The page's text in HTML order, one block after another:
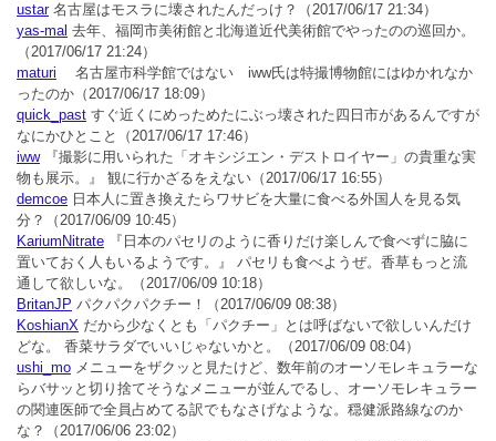
ustar名古屋はモスラに壊されたんだっけ？
（2017/06/17 21:34）
yas-mal 去年、福岡市美術館と北海道近代美術館でやったのの巡回か。
（2017/06/17 21:24）
maturi 名古屋市科学館ではない iww氏は特撮博物館にはゆかれなか
ったのか （2017/06/17 18:09）
quick_past すぐ近くにめっためたにぶっ壊された四日市があるんですが
なにかひとこと
（2017/06/17 17:46）
iww『撮影に用いられた「オキシジエン・デストロイヤー」の貴重な実
物も展示。』 観に行かざるをえない （2017/06/17 16:55）
demcoe 日本人に置き換えたらワサビを大量に食べる外国人を見る気
分？
（2017/06/09 10:45）
KariumNitrate 『日本のパセリのように香りだけ楽しんで食べずに脇に
置いておく人もいるようです。』 パセリも食べようぜ。香草もっと流
通して欲しいな。
（2017/06/09 10:18）
BritanJP パクパクパクチー！
（2017/06/09 08:38）
KoshianX だから少なくとも「パクチー」とは呼ばないで欲しいんだけ
どな。 香菜サラダでいいじゃないかと。
（2017/06/09 08:04）
ushi_mo メニューをザクッと見たけど、数年前のオーソモレキュラーな
らバサッと切り捨てそうなメニューが並んでるし、オーソモレキュラー
の関連医師で全員占めてる訳でもなさげなような。穏健派路線なのか
な？
（2017/06/06 23:02）